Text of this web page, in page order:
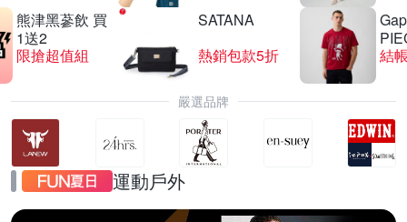
熊津黑蔘飲 買
1送2
限搶超值組
SATANA
熱銷包款5折
結
嚴選品牌
運動戶外